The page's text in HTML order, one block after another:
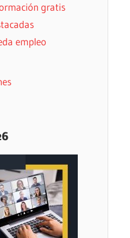
gratis
empleo